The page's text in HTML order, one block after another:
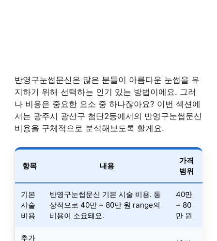
반영구눈썹문신은 많은 분들이 아름다운 눈썹을 유
지하기 위해 선택하는 인기 있는 방법이에요. 그러
나 비용은 중요한 요소 중 하나잖아요? 이번 섹션에
서는 광주시 광산구 첨단2동에서의 반영구눈썹문신
비용을 구체적으로 분석해보도록 할게요.
항목 내용
가격
범위
기본
시술
비용
반영구눈썹문신 기본 시술 비용. 통
상적으로 40만 ~ 80만 원 range의
비용이 소요돼요.
40만
~ 80
만 원
추가